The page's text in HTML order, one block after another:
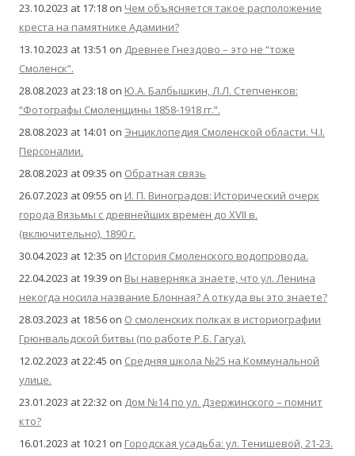
23.10.2023 at 17:18 on Чем объясняется такое расположение
креста на памятнике Адамини?
13.10.2023 at 13:51 on Древнее Гнездово – это не “тоже
Смоленск”.
28.08.2023 at 23:18 on Ю.А. Балбышкин, Л.Л. Степченков:
“Фотографы Смоленщины 1858-1918 гг.”.
28.08.2023 at 14:01 on Энциклопедия Смоленской области. Ч.I.
Персоналии.
28.08.2023 at 09:35 on Обратная связь
26.07.2023 at 09:55 on И. П. Виноградов: Исторический очерк
города Вязьмы с древнейших времен до XVII в.
(включительно), 1890 г.
30.04.2023 at 12:35 on История Смоленского водопровода.
22.04.2023 at 19:39 on Вы наверняка знаете, что ул. Ленина
некогда носила название Блонная? А откуда вы это знаете?
28.03.2023 at 18:56 on О смоленских полках в историографии
Грюнвальдской битвы (по работе Р.Б. Гагуа).
12.02.2023 at 22:45 on Средняя школа №25 на Коммунальной
улице.
23.01.2023 at 22:32 on Дом №14 по ул. Дзержинского – помнит
кто?
16.01.2023 at 10:21 on Городская усадьба: ул. Тенишевой, 21-23.